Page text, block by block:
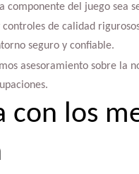
componente del juego sea
controles de calidad
seguro y confiable.
asesoramiento sobre la
con los